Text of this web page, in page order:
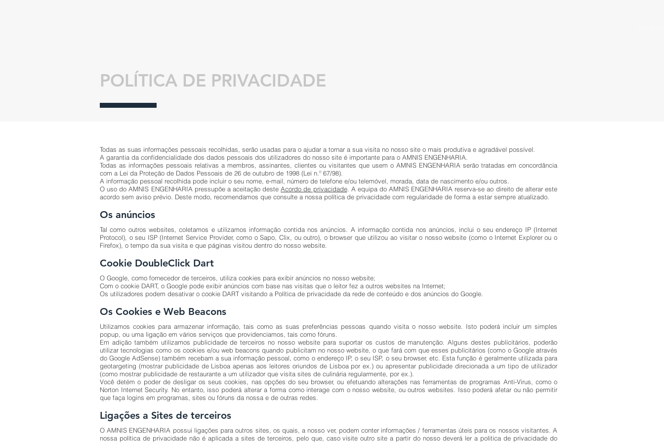
POLÍTICA DE PRIVACIDADE
Todas as suas informações pessoais recolhidas, serão usadas para o ajudar a tornar a sua visita no nosso site o mais produtiva e agradável possível.
A garantia da confidencialidade dos dados pessoais dos utilizadores do nosso site é importante para o AMNIS ENGENHARIA.
Todas as informações pessoais relativas a membros, assinantes, clientes ou visitantes que usem o AMNIS ENGENHARIA serão tratadas em concordância
com a Lei da Proteção de Dados Pessoais de 26 de outubro de 1998 (Lei n.º 67/98).
A informação pessoal recolhida pode incluir o seu nome, e-mail, número de telefone e/ou telemóvel, morada, data de nascimento e/ou outros.
O uso do AMNIS ENGENHARIA pressupõe a aceitação desteAcordo de privacidade. A equipa do AMNIS ENGENHARIA reserva-se ao direito de alterar este
acordo sem aviso prévio. Deste modo, recomendamos que consulte a nossa política de privacidade com regularidade de forma a estar sempre atualizado.
Os anúncios
Tal como outros websites, coletamos e utilizamos informação contida nos anúncios. A informação contida nos anúncios, inclui o seu endereço IP (Internet
Protocol), o seu ISP (Internet Service Provider, como o Sapo, Clix, ou outro), o browser que utilizou ao visitar o nosso website (como o Internet Explorer ou o
Firefox), o tempo da sua visita e que páginas visitou dentro do nosso website.
Cookie DoubleClick Dart
O Google, como fornecedor de terceiros, utiliza cookies para exibir anúncios no nosso website;
Com o cookie DART, o Google pode exibir anúncios com base nas visitas que o leitor fez a outros websites na Internet;
Os utilizadores podem desativar o cookie DART visitando a Política de privacidade da rede de conteúdo e dos anúncios do Google.
Os Cookies e Web Beacons
Utilizamos cookies para armazenar informação, tais como as suas preferências pessoas quando visita o nosso website. Isto poderá incluir um simples
popup, ou uma ligação em vários serviços que providenciamos, tais como fóruns.
Em adição também utilizamos publicidade de terceiros no nosso website para suportar os custos de manutenção. Alguns destes publicitários, poderão
utilizar tecnologias como os cookies e/ou web beacons quando publicitam no nosso website, o que fará com que esses publicitários (como o Google através
do Google AdSense) também recebam a sua informação pessoal, como o endereço IP, o seu ISP, o seu browser, etc. Esta função é geralmente utilizada para
geotargeting (mostrar publicidade de Lisboa apenas aos leitores oriundos de Lisboa por ex.) ou apresentar publicidade direcionada a um tipo de utilizador
(como mostrar publicidade de restaurante a um utilizador que visita sites de culinária regularmente, por ex.).
Você detém o poder de desligar os seus cookies, nas opções do seu browser, ou efetuando alterações nas ferramentas de programas Anti-Virus, como o
Norton Internet Security. No entanto, isso poderá alterar a forma como interage com o nosso website, ou outros websites. Isso poderá afetar ou não permitir
que faça logins em programas, sites ou fóruns da nossa e de outras redes.
Ligações a Sites de terceiros
O AMNIS ENGENHARIA possui ligações para outros sites, os quais, a nosso ver, podem conter informações / ferramentas úteis para os nossos visitantes. A
nossa política de privacidade não é aplicada a sites de terceiros, pelo que, caso visite outro site a partir do nosso deverá ler a politica de privacidade do